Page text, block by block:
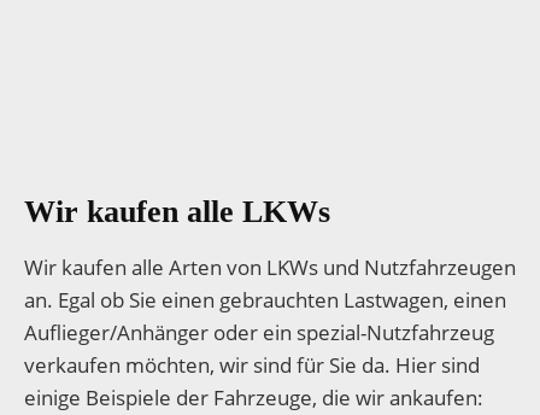
Wir kaufen alle LKWs
Wir kaufen alle Arten von LKWs und Nutzfahrzeugen
an. Egal ob Sie einen gebrauchten Lastwagen, einen
Auflieger/Anhänger oder ein spezial-Nutzfahrzeug
verkaufen möchten, wir sind für Sie da. Hier sind
einige Beispiele der Fahrzeuge, die wir ankaufen: